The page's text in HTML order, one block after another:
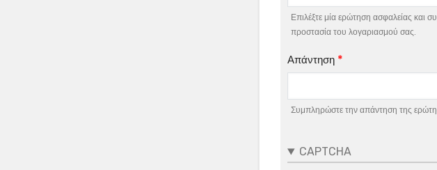
Επιλέξτε μία ερώτηση ασφαλείας
προστασία του λογαριασμού σας.
Απάντηση
Συμπληρώστε την απάντηση της
CAPTCHA